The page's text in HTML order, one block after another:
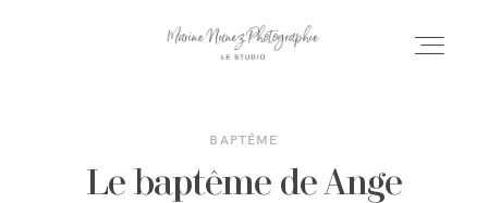
ACCUEIL
BAPTÊME
Le baptême de Ange